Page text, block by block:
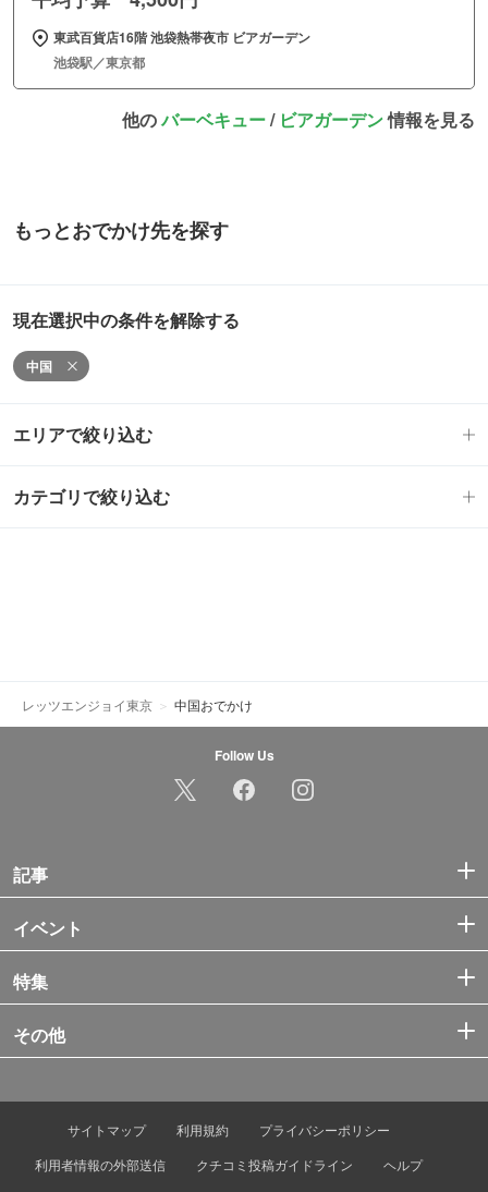
東武百貨店16階 池袋熱帯夜市 ビアガーデン
池袋駅／東京都
他のバーベキュー/ ビアガーデン情報を見る
もっとおでかけ先を探す
現在選択中の条件を解除する
中国
エリアで絞り込む
カテゴリで絞り込む
レッツエンジョイ東京 中国おでかけ
Follow Us
記事
イベント
特集
その他
サイトマップ 利用規約
プライバシーポリシー
利用者情報の外部送信
クチコミ投稿ガイドライン
ヘルプ